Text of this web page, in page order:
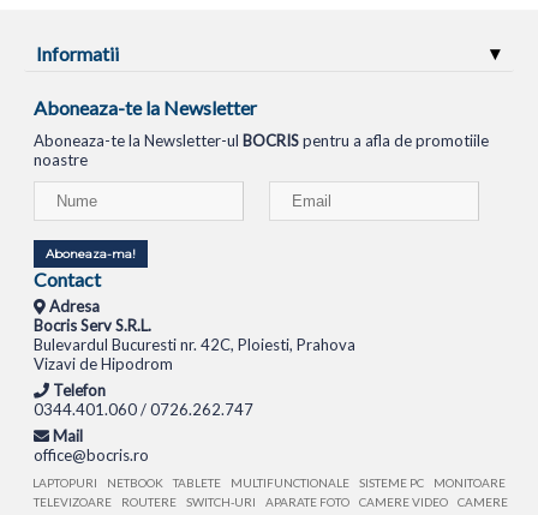
Informatii
Aboneaza-te la Newsletter
Aboneaza-te la Newsletter-ul BOCRISpentru a afla de promotiile
noastre
Aboneaza-ma!
Contact
Adresa
Bocris Serv S.R.L.
Bulevardul Bucuresti nr. 42C, Ploiesti, Prahova
Vizavi de Hipodrom
Telefon
0344.401.060 / 0726.262.747
Mail
office@bocris.ro
LAPTOPURI NETBOOK TABLETE MULTIFUNCTIONALE SISTEME PC
MONITOARE
TELEVIZOARE
ROUTERE SWITCH-URI APARATE FOTO CAMERE VIDEO
CAMERE